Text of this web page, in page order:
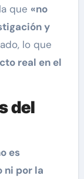
que «no
y
lo que
real en el
del
es
ni por la